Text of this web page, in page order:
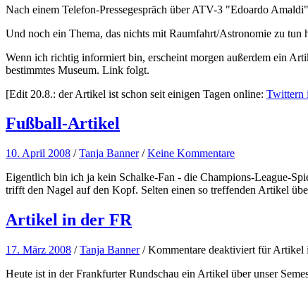
Nach einem Telefon-Pressegespräch über ATV-3 "Edoardo
Und noch ein Thema, das nichts mit Raumfahrt/Astronomie zu tun
Wenn ich richtig informiert bin, erscheint morgen außerdem ein
bestimmtes Museum. Link folgt.
[Edit 20.8.: der Artikel ist schon seit einigen Tagen online: Twittern
Fußball-Artikel
10. April 2008 /Tanja Banner /Keine Kommentare
Eigentlich bin ich ja kein Schalke-Fan - die Champions-League-
trifft den Nagel auf den Kopf. Selten einen so treffenden Artikel
Artikel in der FR
17. März 2008 /Tanja Banner /Kommentare deaktiviert für Artikel
Heute ist in der Frankfurter Rundschau ein Artikel über unser